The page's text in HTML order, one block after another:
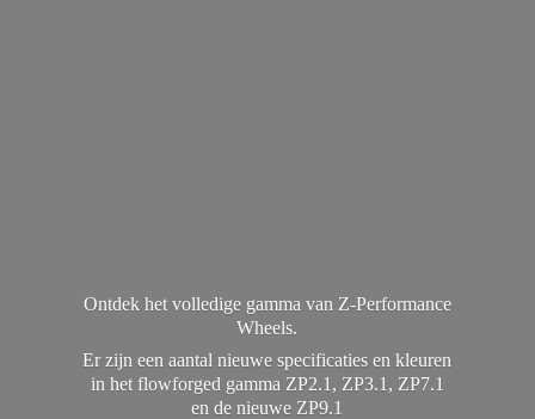
Ontdek het volledige gamma van Z-Performance
Wheels.
Er zijn een aantal nieuwe specificaties en kleuren
in het flowforged gamma ZP2.1, ZP3.1, ZP7.1
en denieuwe ZP9.1